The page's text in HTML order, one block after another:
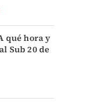
qué hora y
Sub 20 de